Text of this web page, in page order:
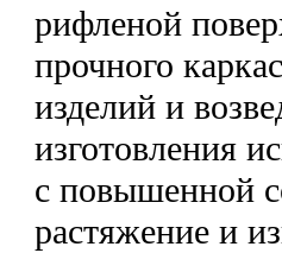
рифленой
прочного
изделий и
изготовления
с повышенной
растяжение и